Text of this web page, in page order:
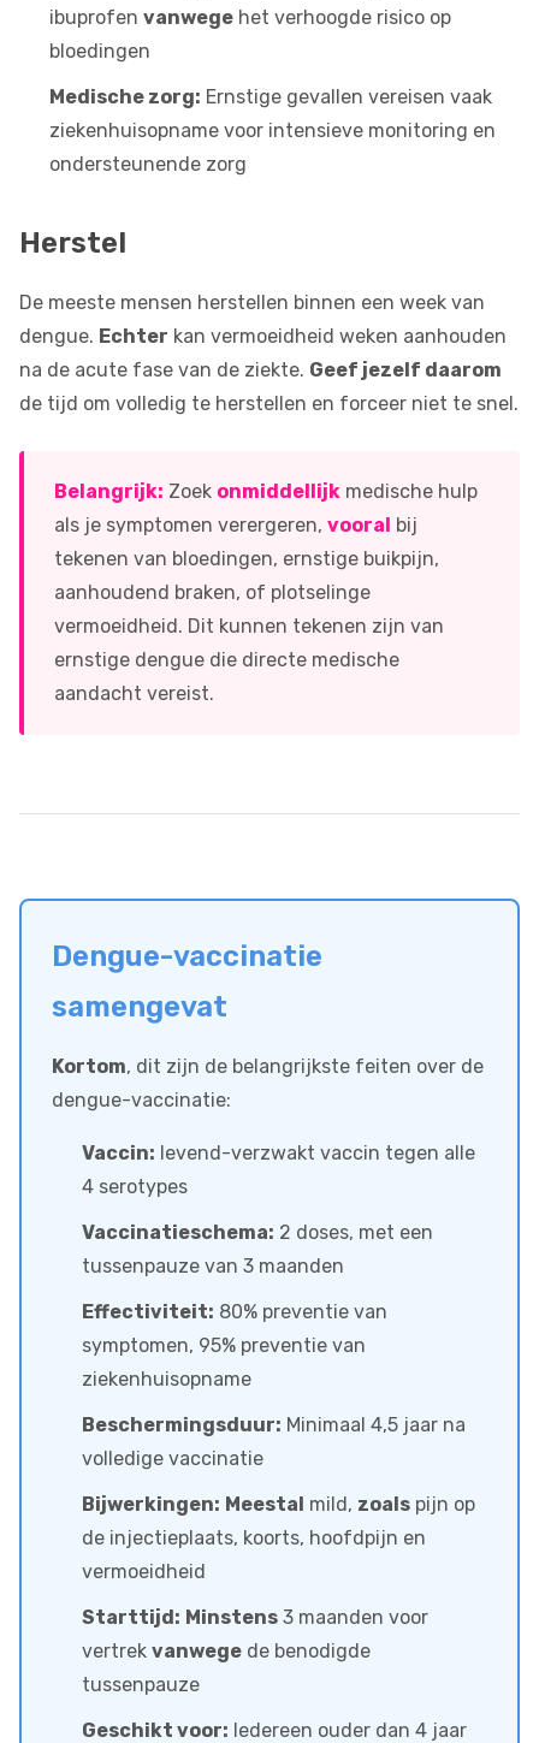
ibuprofen vanwege het verhoogde risico op
bloedingen
Medische zorg: Ernstige gevallen vereisen vaak
ziekenhuisopname voor intensieve monitoring en
ondersteunende zorg
Herstel
De meeste mensen herstellen binnen een week van
dengue. Echter kan vermoeidheid weken aanhouden
na de acute fase van de ziekte. Geef jezelf daarom
de tijd om volledig te herstellen en forceer niet te snel.
Belangrijk: Zoek onmiddellijk medische hulp
als je symptomen verergeren, vooral bij
tekenen van bloedingen, ernstige buikpijn,
aanhoudend braken, of plotselinge
vermoeidheid. Dit kunnen tekenen zijn van
ernstige dengue die directe medische
aandacht vereist.
Dengue-vaccinatie
samengevat
Kortom, dit zijn de belangrijkste feiten over de
dengue-vaccinatie:
Vaccin: levend-verzwakt vaccin tegen alle
4 serotypes
Vaccinatieschema: 2 doses, met een
tussenpauze van 3 maanden
Effectiviteit: 80% preventie van
symptomen, 95% preventie van
ziekenhuisopname
Beschermingsduur: Minimaal 4,5 jaar na
volledige vaccinatie
Bijwerkingen: Meestal mild, zoals pijn op
de injectieplaats, koorts, hoofdpijn en
vermoeidheid
Starttijd: Minstens 3 maanden voor
vertrek vanwege de benodigde
tussenpauze
Geschikt voor: Iedereen ouder dan 4 jaar